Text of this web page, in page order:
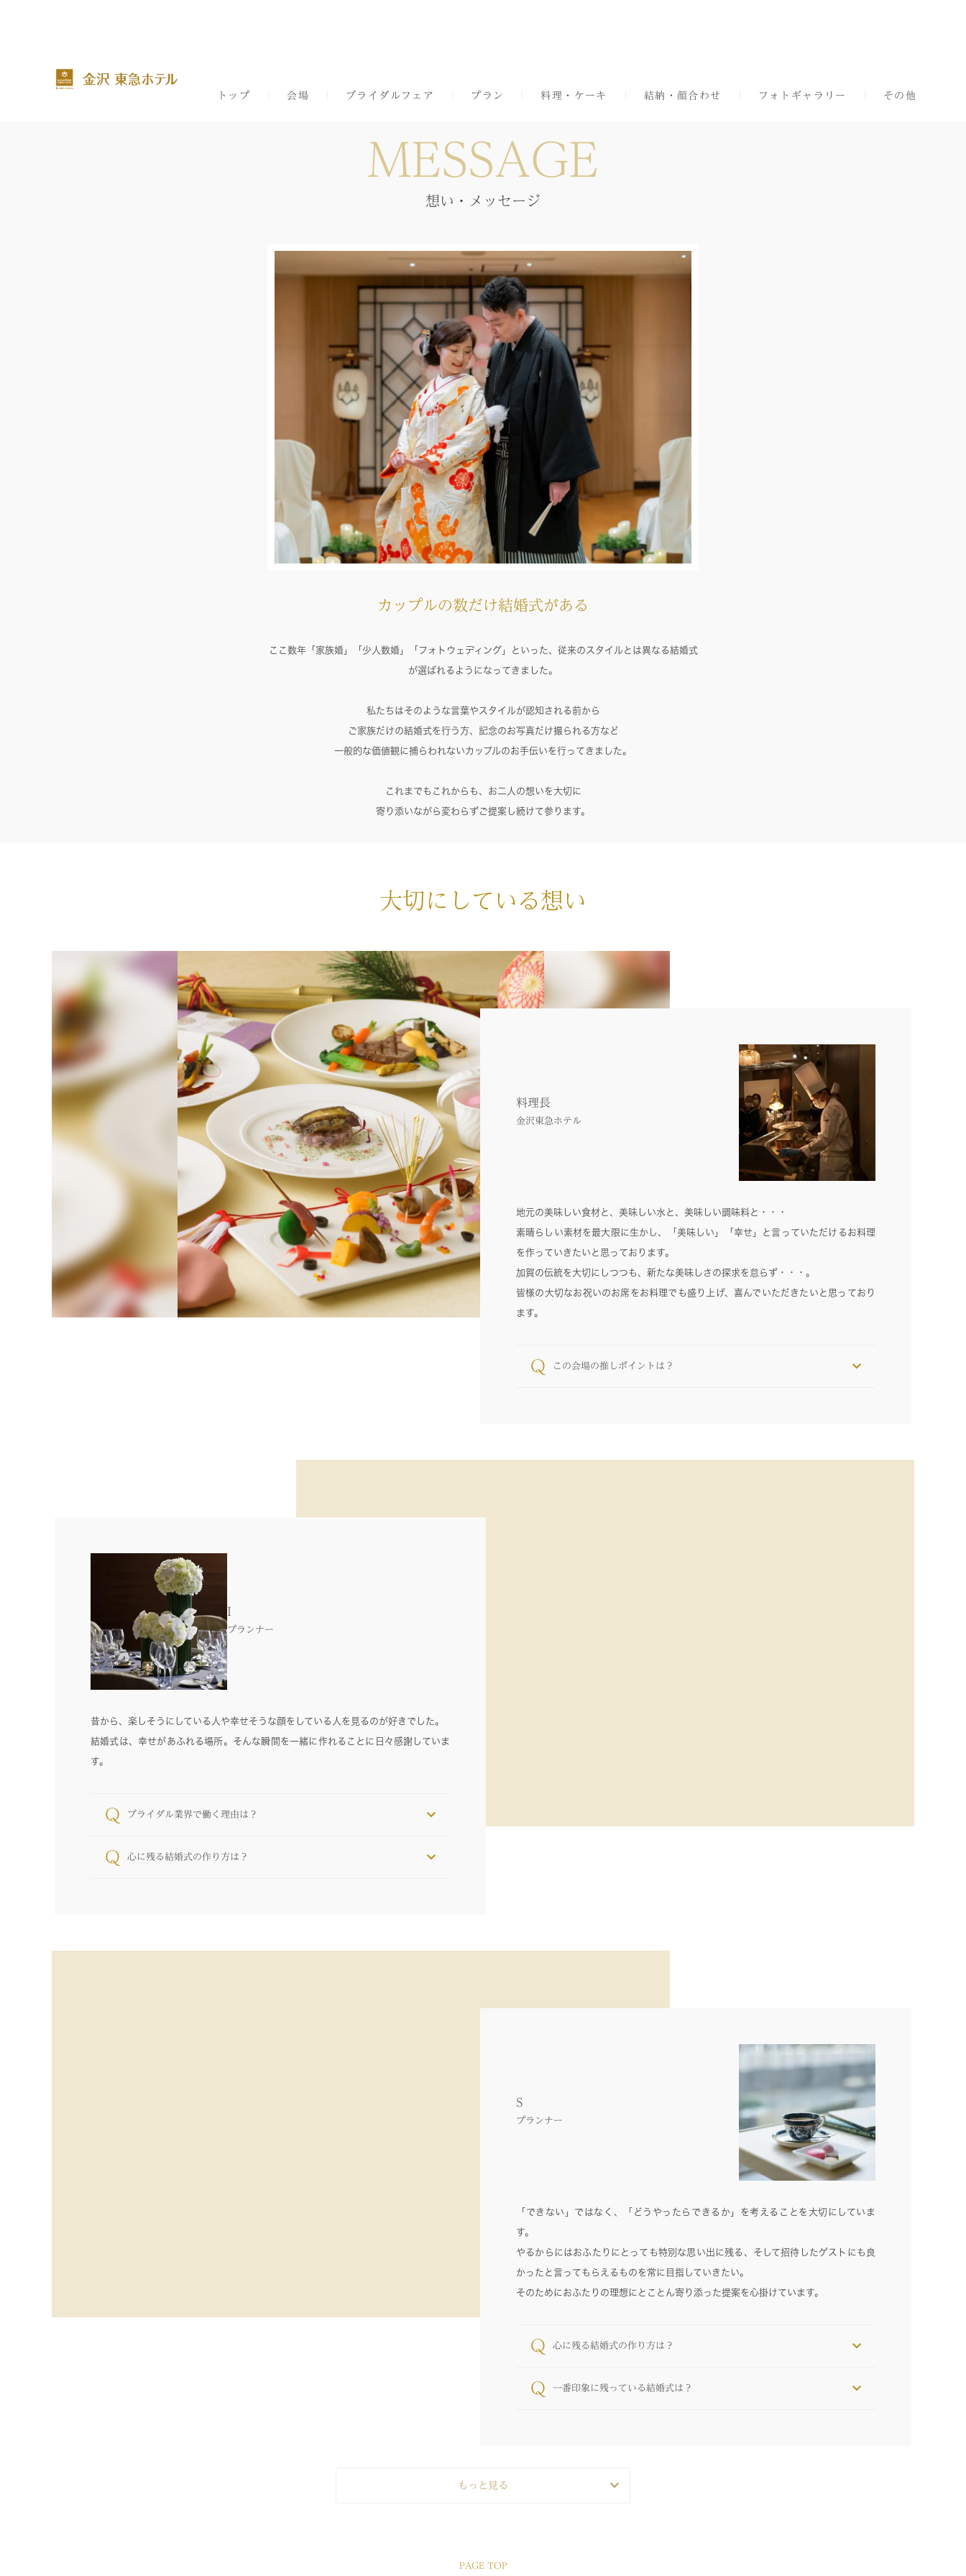
トップ 会場 ブライダルフェア プラン 料理・ケーキ 結納・顔合わせ フォトギャラリー その他
MESSAGE
想い・メッセージ
カップルの数だけ結婚式がある
ここ数年「家族婚」「少人数婚」「フォトウェディング」といった、従来のスタイルとは異なる結婚式
が選ばれるようになってきました。
私たちはそのような言葉やスタイルが認知される前から
ご家族だけの結婚式を行う方、記念のお写真だけ撮られる方など
一般的な価値観に捕らわれないカップルのお手伝いを行ってきました。
これまでもこれからも、お二人の想いを大切に
寄り添いながら変わらずご提案し続けて参ります。
大切にしている想い
料理長
金沢東急ホテル
地元の美味しい食材と、美味しい水と、美味しい調味料と・・・
素晴らしい素材を最大限に生かし、「美味しい」「幸せ」と言っていただけるお料理
を作っていきたいと思っております。
加賀の伝統を大切にしつつも、新たな美味しさの探求を怠らず・・・。
皆様の大切なお祝いのお席をお料理でも盛り上げ、喜んでいただきたいと思っており
ます。
Q この会場の推しポイントは？
I
プランナー
昔から、楽しそうにしている人や幸せそうな顔をしている人を見るのが好きでした。
結婚式は、幸せがあふれる場所。そんな瞬間を一緒に作れることに日々感謝していま
す。
Q ブライダル業界で働く理由は？
Q 心に残る結婚式の作り方は？
S
プランナー
「できない」ではなく、「どうやったらできるか」を考えることを大切にしていま
す。
やるからにはおふたりにとっても特別な思い出に残る、そして招待したゲストにも良
かったと言ってもらえるものを常に目指していきたい。
そのためにおふたりの理想にとことん寄り添った提案を心掛けています。
Q 心に残る結婚式の作り方は？
Q 一番印象に残っている結婚式は？
もっと見る
PAGE TOP